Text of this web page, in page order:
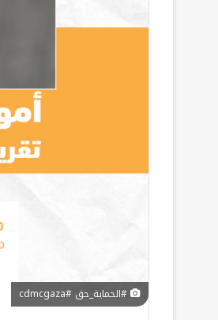
#الحماية_حق #cdmcgaza